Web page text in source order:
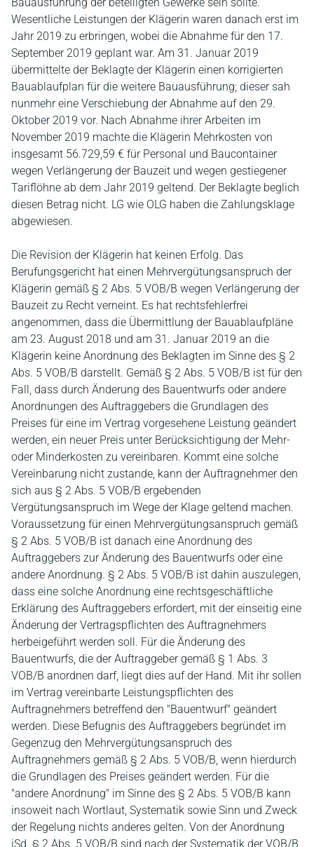
Wesentliche Leistungen der Klägerin waren danach erst im
Jahr 2019 zu erbringen, wobei die Abnahme für den 17.
September 2019 geplant war. Am 31. Januar 2019
übermittelte der Beklagte der Klägerin einen korrigierten
Bauablaufplan für die weitere Bauausführung; dieser sah
nunmehr eine Verschiebung der Abnahme auf den 29.
Oktober 2019 vor. Nach Abnahme ihrer Arbeiten im
November 2019 machte die Klägerin Mehrkosten von
insgesamt 56.729,59 € für Personal und Baucontainer
wegen Verlängerung der Bauzeit und wegen gestiegener
Tariflöhne ab dem Jahr 2019 geltend. Der Beklagte beglich
diesen Betrag nicht. LG wie OLG haben die Zahlungsklage
abgewiesen.
Die Revision der Klägerin hat keinen Erfolg. Das
Berufungsgericht hat einen Mehrvergütungsanspruch der
Klägerin gemäß § 2 Abs. 5 VOB/B wegen Verlängerung der
Bauzeit zu Recht verneint. Es hat rechtsfehlerfrei
angenommen, dass die Übermittlung der Bauablaufpläne
am 23. August 2018 und am 31. Januar 2019 an die
Klägerin keine Anordnung des Beklagten im Sinne des § 2
Abs. 5 VOB/B darstellt. Gemäß § 2 Abs. 5 VOB/B ist für den
Fall, dass durch Änderung des Bauentwurfs oder andere
Anordnungen des Auftraggebers die Grundlagen des
Preises für eine im Vertrag vorgesehene Leistung geändert
werden, ein neuer Preis unter Berücksichtigung der Mehr-
oder Minderkosten zu vereinbaren. Kommt eine solche
Vereinbarung nicht zustande, kann der Auftragnehmer den
sich aus § 2 Abs. 5 VOB/B ergebenden
Vergütungsanspruch im Wege der Klage geltend machen.
Voraussetzung für einen Mehrvergütungsanspruch gemäß
§ 2 Abs. 5 VOB/B ist danach eine Anordnung des
Auftraggebers zur Änderung des Bauentwurfs oder eine
andere Anordnung. § 2 Abs. 5 VOB/B ist dahin auszulegen,
dass eine solche Anordnung eine rechtsgeschäftliche
Erklärung des Auftraggebers erfordert, mit der einseitig eine
Änderung der Vertragspflichten des Auftragnehmers
herbeigeführt werden soll. Für die Änderung des
Bauentwurfs, die der Auftraggeber gemäß § 1 Abs. 3
VOB/B anordnen darf, liegt dies auf der Hand. Mit ihr sollen
im Vertrag vereinbarte Leistungspflichten des
Auftragnehmers betreffend den "Bauentwurf" geändert
werden. Diese Befugnis des Auftraggebers begründet im
Gegenzug den Mehrvergütungsanspruch des
Auftragnehmers gemäß § 2 Abs. 5 VOB/B, wenn hierdurch
die Grundlagen des Preises geändert werden. Für die
"andere Anordnung" im Sinne des § 2 Abs. 5 VOB/B kann
insoweit nach Wortlaut, Systematik sowie Sinn und Zweck
der Regelung nichts anderes gelten. Von der Anordnung
iSd. § 2 Abs. 5 VOB/B sind nach der Systematik der VOB/B